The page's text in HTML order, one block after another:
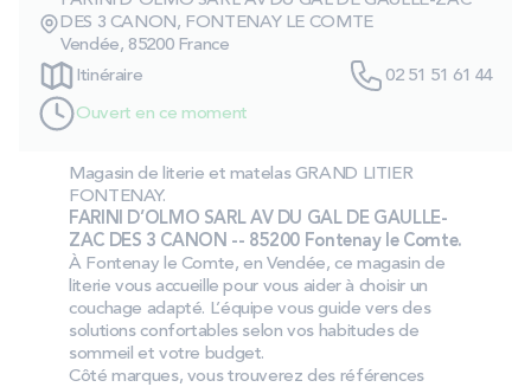
PROMOS
Technologie bultex
Nos engagements
Storelocator
ContactMon compte
DES 3 CANON, FONTENAY LE COMTE
Vendée, 85200 France
Itinéraire
02 51 51 61 44
Ouvert en ce moment
Magasin de literie et matelas GRAND LITIER
FONTENAY.
FARINI D’OLMO SARL AV DU GAL DE GAULLE-
ZAC DES 3 CANON -- 85200 Fontenay le Comte.
À Fontenay le Comte, en Vendée, ce magasin de
literie vous accueille pour vous aider à choisir un
couchage adapté. L’équipe vous guide vers des
solutions confortables selon vos habitudes de
sommeil et votre budget.
Côté marques, vous trouverez des références